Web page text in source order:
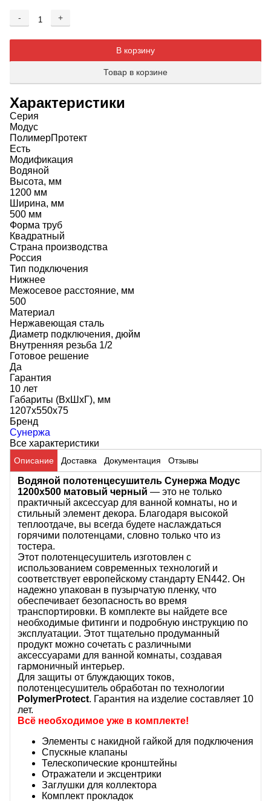
-
+
В корзину
Товар в корзине
Характеристики
Серия
Модус
ПолимерПротект
Есть
Модификация
Водяной
Высота, мм
1200 мм
Ширина, мм
500 мм
Форма труб
Квадратный
Страна производства
Россия
Тип подключения
Нижнее
Межосевое расстояние, мм
500
Материал
Нержавеющая сталь
Диаметр подключения, дюйм
Внутренняя резьба 1/2
Готовое решение
Да
Гарантия
10 лет
Габариты (ВхШхГ), мм
1207х550х75
Бренд
Сунержа
Все характеристики
Описание Доставка Документация Отзывы
Водяной полотенцесушитель Сунержа Модус
1200х500 матовый черный — это не только
практичный аксессуар для ванной комнаты, но и
стильный элемент декора. Благодаря высокой
теплоотдаче, вы всегда будете наслаждаться
горячими полотенцами, словно только что из
тостера.
Этот полотенцесушитель изготовлен с
использованием современных технологий и
соответствует европейскому стандарту EN442. Он
надежно упакован в пузырчатую пленку, что
обеспечивает безопасность во время
транспортировки. В комплекте вы найдете все
необходимые фитинги и подробную инструкцию по
эксплуатации. Этот тщательно продуманный
продукт можно сочетать с различными
аксессуарами для ванной комнаты, создавая
гармоничный интерьер.
Для защиты от блуждающих токов,
полотенцесушитель обработан по технологии
PolymerProtect. Гарантия на изделие составляет 10
лет.
Всё необходимое уже в комплекте!
Элементы с накидной гайкой для подключения
Спускные клапаны
Телескопические кронштейны
Отражатели и эксцентрики
Заглушки для коллектора
Комплект прокладок